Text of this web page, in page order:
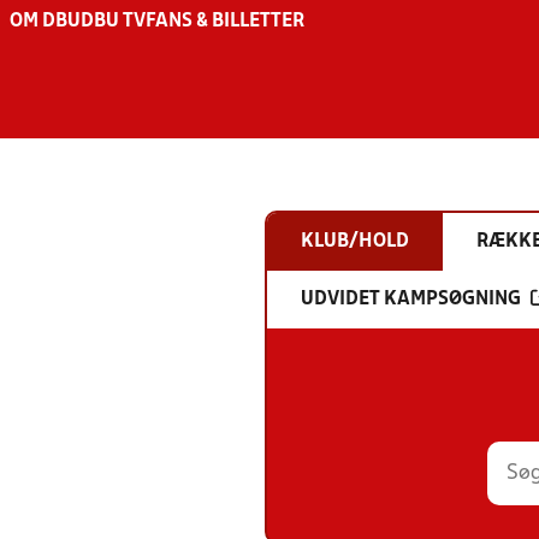
OM DBU DBU TV FANS & BILLETTER
KLUB/HOLD
UDVIDET KAMPSØGNING